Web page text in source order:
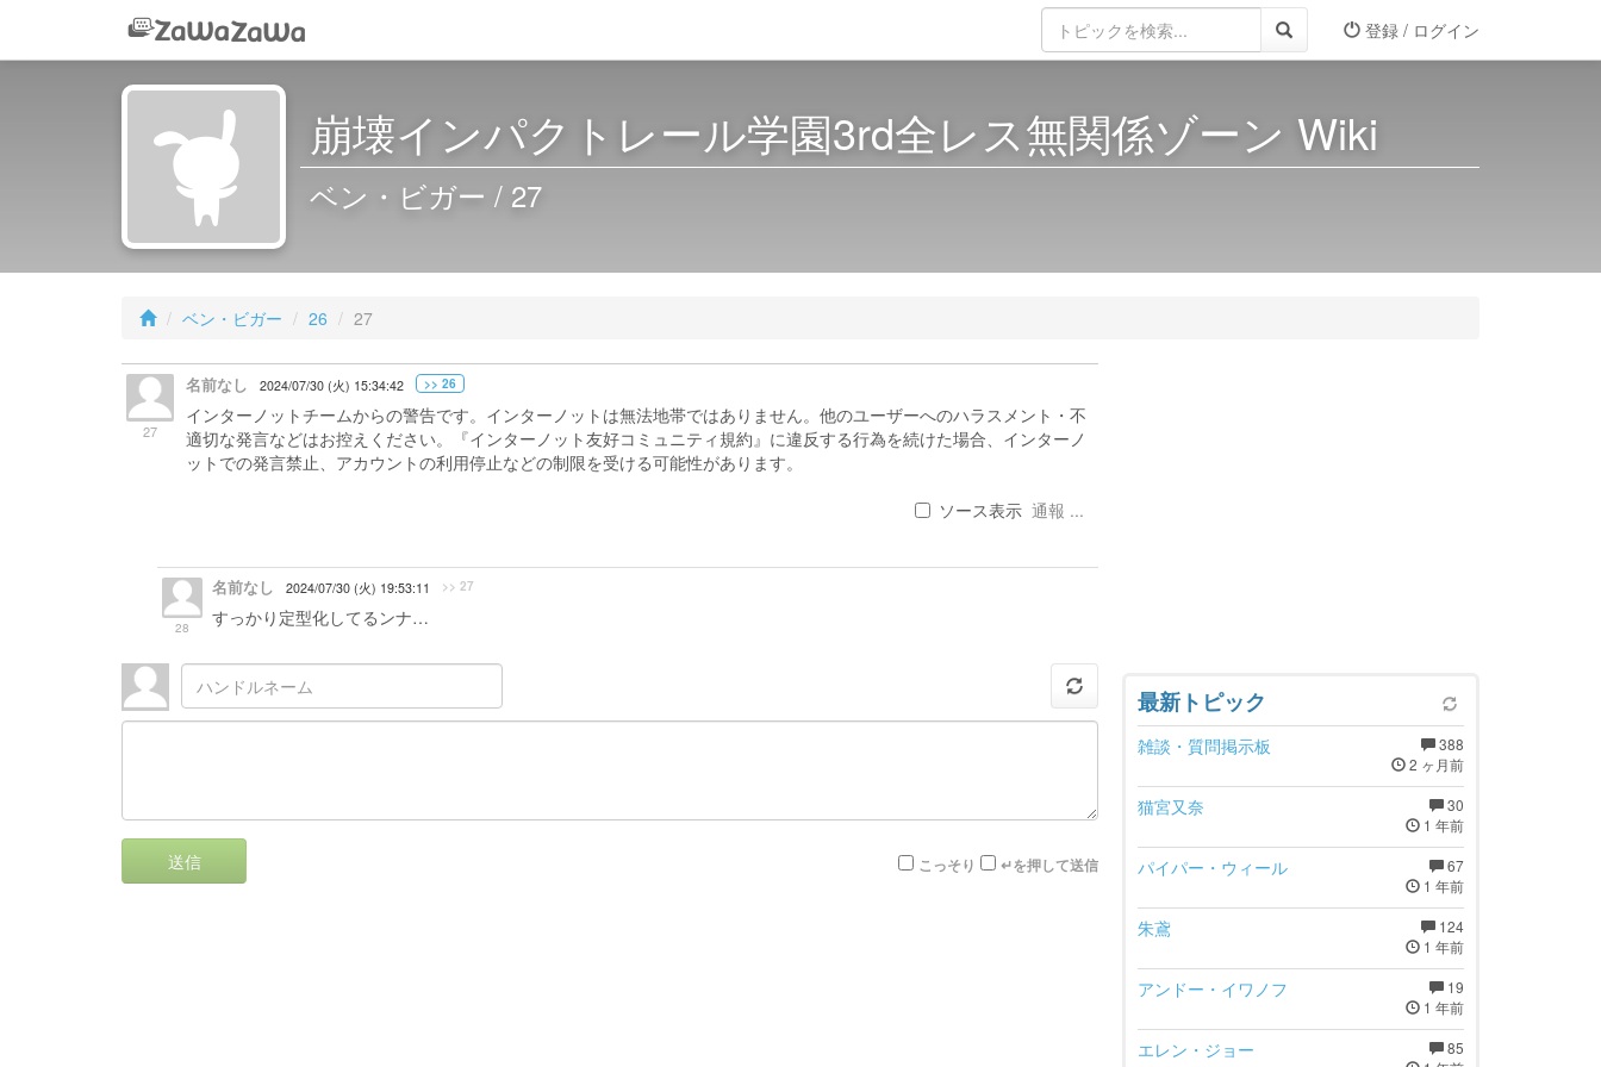
登録 / ログイン
崩壊インパクトレール学園3rd全レス無関係ゾーン Wiki
ベン・ビガー / 27
ベン・ビガー 26 27
27
名前なし 2024/07/30 (火) 15:34:42 >> 26
インターノットチームからの警告です。インターノットは無法地帯ではありません。他のユーザーへのハラスメント・不
適切な発言などはお控えください。『インターノット友好コミュニティ規約』に違反する行為を続けた場合、インターノ
ットでの発言禁止、アカウントの利用停止などの制限を受ける可能性があります。
ソース表示 通報 ...
28
名前なし 2024/07/30 (火) 19:53:11 >> 27
すっかり定型化してるンナ…
送信 こっそり ↵を押して送信
最新トピック
388
2 ヶ月前
雑談・質問掲示板
30
1 年前
猫宮又奈
67
1 年前
パイパー・ウィール
124
1 年前
朱鳶
19
1 年前
アンドー・イワノフ
85
エレン・ジョー